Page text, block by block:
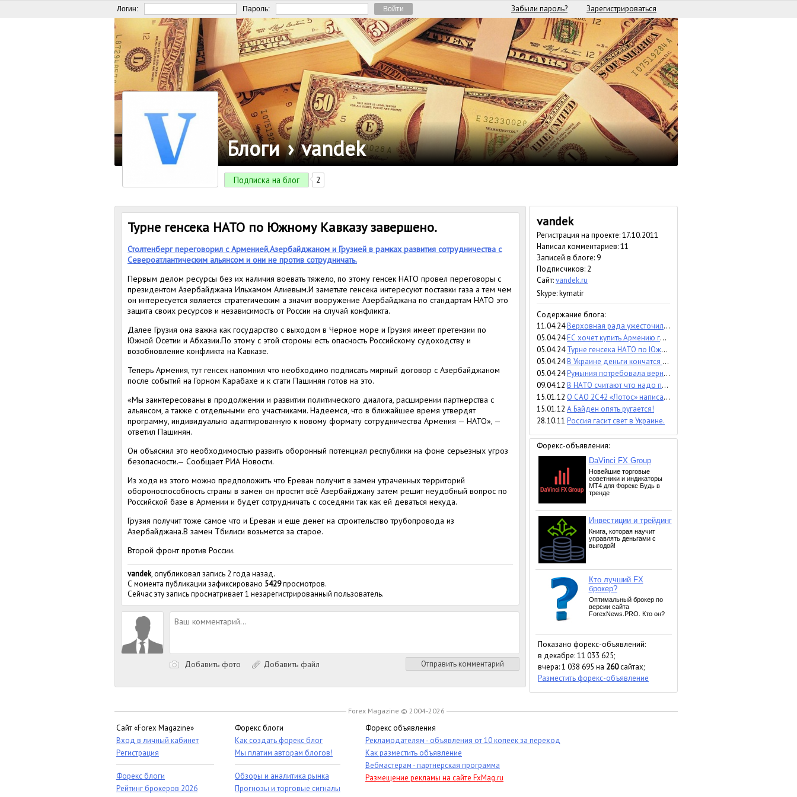
Логин: Пароль: Забыли пароль? Зарегистрироваться
Блоги › vandek
Подписка на блог 2
Турне генсека НАТО по Южному Кавказу завершено.
Столтенберг переговорил с Арменией,Азербайджаном и Грузией в рамках развития сотрудничества с
Североатлантическим альянсом и они не против сотрудничать.
Первым делом ресурсы без их наличия воевать тяжело, по этому генсек НАТО провел переговоры с
президентом Азербайджана Ильхамом Алиевым.И заметьте генсека интересуют поставки газа а тем чем
он интересуется является стратегическим а значит вооружение Азербайджана по стандартам НАТО это
защита своих ресурсов и независимость от России на случай конфликта.
Далее Грузия она важна как государство с выходом в Черное море и Грузия имеет претензии по
Южной Осетии и Абхазии.По этому с этой стороны есть опасность Российскому судоходству и
возобновление конфликта на Кавказе.
Теперь Армения, тут генсек напомнил что необходимо подписать мирный договор с Азербайджаном
после событий на Горном Карабахе и к стати Пашинян готов на это.
«Мы заинтересованы в продолжении и развитии политического диалога, расширении партнерства с
альянсом, а также с отдельными его участниками. Надеемся, что в ближайшее время утвердят
программу, индивидуально адаптированную к новому формату сотрудничества Армения — НАТО», —
ответил Пашинян.
Он объяснил это необходимостью развить оборонный потенциал республики на фоне серьезных угроз
безопасности.— Сообщает РИА Новости.
Из ходя из этого можно предположить что Ереван получит в замен утраченных территорий
обороноспособность страны в замен он простит всё Азербайджану затем решит неудобный вопрос по
Российской базе в Армении и будет сотрудничать с соседями так как ей деваться некуда.
Грузия получит тоже самое что и Ереван и еще денег на строительство трубопровода из
Азербайджана.В замен Тбилиси возьмется за старое.
Второй фронт против России.
vandek, опубликовал запись 2 года назад.
С момента публикации зафиксировано 5429просмотров.
Сейчас эту запись просматривает 1 незарегистрированный пользователь.
Добавить фото Добавить файл Отправить комментарий
vandek
Регистрация на проекте: 17.10.2011
Написал комментариев: 11
Записей в блоге: 9
Подписчиков: 2
Сайт:vandek.ru
Skype: kymatir
Содержание блога:
11.04.24Верховная рада ужесточила закон о мобилизации на Украине.
05.04.24ЕС хочет купить Армению грантами за 270 млн евро.
05.04.24 Турне генсека НАТО по Южному Кавказу завершено.
05.04.24В Украине деньги кончатся в конце лета.
05.04.24Румыния потребовала вернуть долг который Россия уже отдала с лихвой.
09.04.12 В НАТО считают что надо провести ещё раз дополнительную мобилизацию на Украине.
15.01.12 О САО 2С42 «Лотос» написали в Польше.
15.01.12 А Байден опять ругается!
28.10.11 Россия гасит свет в Украине.
Форекс-объявления:
Показано форекс-объявлений:
в декабре: 11 033 625;
вчера: 1 038 695 на 260сайтах;
Разместить форекс-объявление
Forex Magazine © 2004-2026
Сайт «Forex Magazine»
Вход в личный кабинет
Регистрация
Форекс блоги
Рейтинг брокеров 2026
Форекс блоги
Как создать форекс блог
Мы платим авторам блогов!
Обзоры и аналитика рынка
Прогнозы и торговые сигналы
Форекс объявления
Рекламодателям - объявления от 10 копеек за переход
Как разместить объявление
Вебмастерам - партнерская программа
Размещение рекламы на сайте FxMag.ru